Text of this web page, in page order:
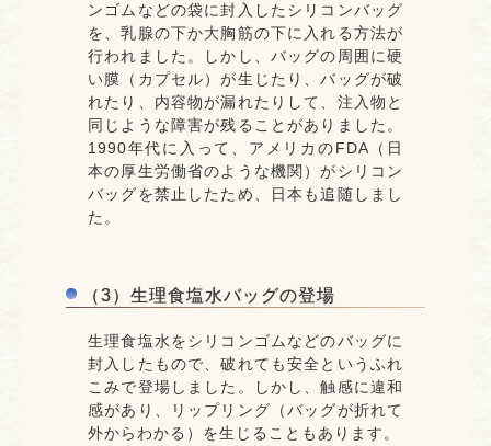
ンゴムなどの袋に封入したシリコンバッグ
を、乳腺の下か大胸筋の下に入れる方法が
行われました。しかし、バッグの周囲に硬
い膜（カプセル）が生じたり、バッグが破
れたり、内容物が漏れたりして、注入物と
同じような障害が残ることがありました。
1990年代に入って、アメリカのFDA（日
本の厚生労働省のような機関）がシリコン
バッグを禁止したため、日本も追随しまし
た。
（3）生理食塩水バッグの登場
生理食塩水をシリコンゴムなどのバッグに
封入したもので、破れても安全というふれ
こみで登場しました。しかし、触感に違和
感があり、リップリング（バッグが折れて
外からわかる）を生じることもあります。